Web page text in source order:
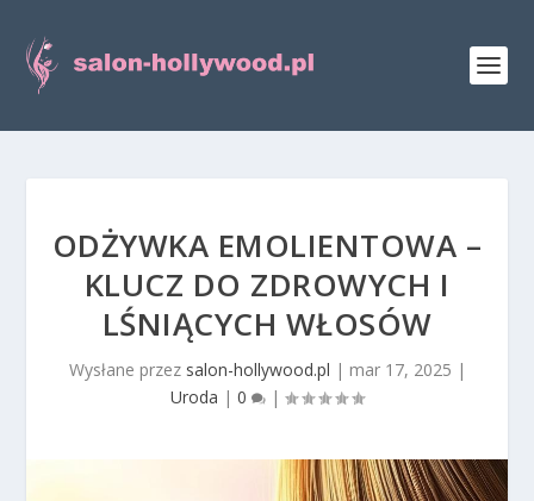
ODŻYWKA EMOLIENTOWA –
KLUCZ DO ZDROWYCH I
LŚNIĄCYCH WŁOSÓW
Wysłane przez salon-hollywood.pl | mar 17, 2025 |
Uroda | 0 |